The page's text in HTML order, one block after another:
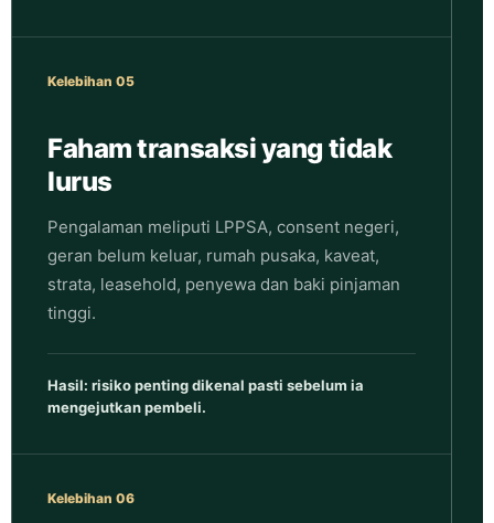
Kelebihan 05
Faham transaksi yang tidak
lurus
Pengalaman meliputi LPPSA, consent negeri,
geran belum keluar, rumah pusaka, kaveat,
strata, leasehold, penyewa dan baki pinjaman
tinggi.
Hasil: risiko penting dikenal pasti sebelum ia
mengejutkan pembeli.
Kelebihan 06